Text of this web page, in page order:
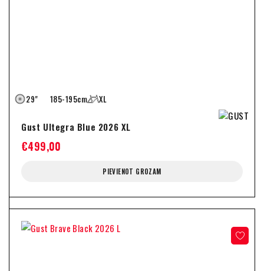
29" 185-195cm XL
Gust Ultegra Blue 2026 XL
€499,00
PIEVIENOT GROZAM